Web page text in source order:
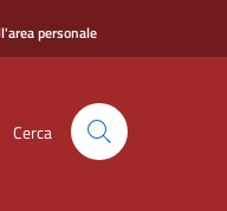
personale
Cerca